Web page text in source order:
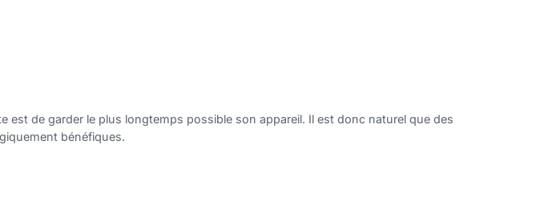
est de garder le plus longtemps possible son appareil. Il est donc naturel que des
bénéfiques.